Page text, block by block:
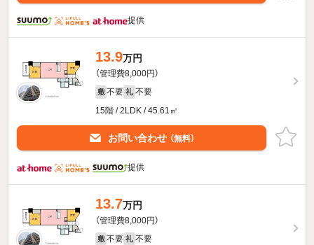
提供
13.9万円
（管理費8,000円）
敷 不要 礼 不要
15階 / 2LDK / 45.61㎡
お問い合わせ （無料）
提供
13.7万円
（管理費8,000円）
敷 不要 礼 不要